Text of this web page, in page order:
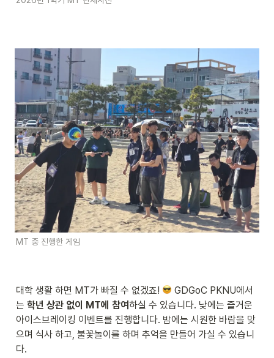
MT 중 진행한 게임
대학 생활 하면 MT가 빠질 수 없겠죠!
GDGoC PKNU에서
는 학년 상관 없이 MT에 참여하실 수 있습니다. 낮에는 즐거운
아이스브레이킹 이벤트를 진행합니다. 밤에는 시원한 바람을 맞
으며 식사 하고, 불꽃놀이를 하며 추억을 만들어 가실 수 있습니
다.